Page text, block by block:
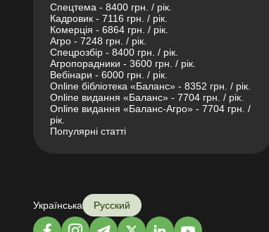
Спецтема - 8400 грн. / рік.
Кадровик - 7116 грн. / рік.
Комерція - 6864 грн. / рік.
Агро - 7248 грн. / рік.
Спецрозбір - 8400 грн. / рік.
Агропорадники - 3600 грн. / рік.
Вебінари - 6000 грн. / рік.
Online бібліотека «Баланс» - 8352 грн. / рік.
Online видання «Баланс» - 7704 грн. / рік.
Online видання «Баланс-Агро» - 7704 грн. /
рік.
Популярні статті
Українська Русский